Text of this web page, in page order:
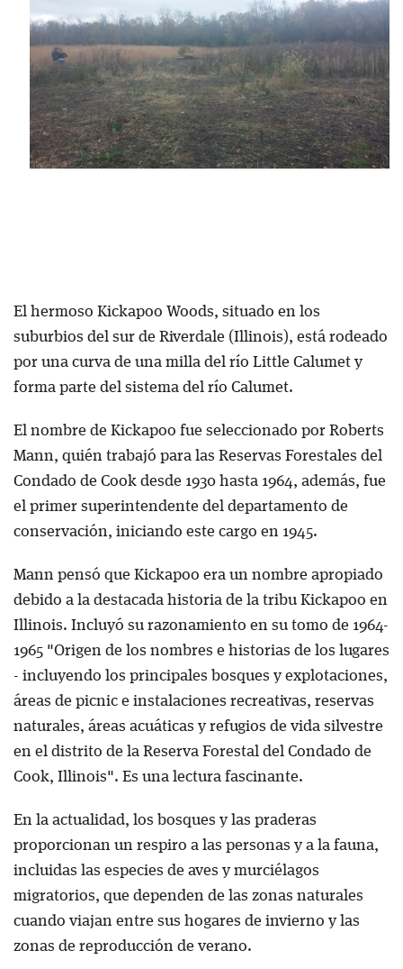
Blog
El hermoso Kickapoo Woods, situado en los
suburbios del sur de Riverdale (Illinois), está rodeado
por una curva de una milla del río Little Calumet y
forma parte del sistema del río Calumet.
El nombre de Kickapoo fue seleccionado por Roberts
Mann, quién trabajó para las Reservas Forestales del
Condado de Cook desde 1930 hasta 1964, además, fue
el primer superintendente del departamento de
conservación, iniciando este cargo en 1945.
Mann pensó que Kickapoo era un nombre apropiado
debido a la destacada historia de la tribu Kickapoo en
Illinois. Incluyó su razonamiento en su tomo de 1964-
1965 "Origen de los nombres e historias de los lugares
- incluyendo los principales bosques y explotaciones,
áreas de picnic e instalaciones recreativas, reservas
naturales, áreas acuáticas y refugios de vida silvestre
en el distrito de la Reserva Forestal del Condado de
Cook, Illinois". Es una lectura fascinante.
En la actualidad, los bosques y las praderas
proporcionan un respiro a las personas y a la fauna,
incluidas las especies de aves y murciélagos
migratorios, que dependen de las zonas naturales
cuando viajan entre sus hogares de invierno y las
zonas de reproducción de verano.